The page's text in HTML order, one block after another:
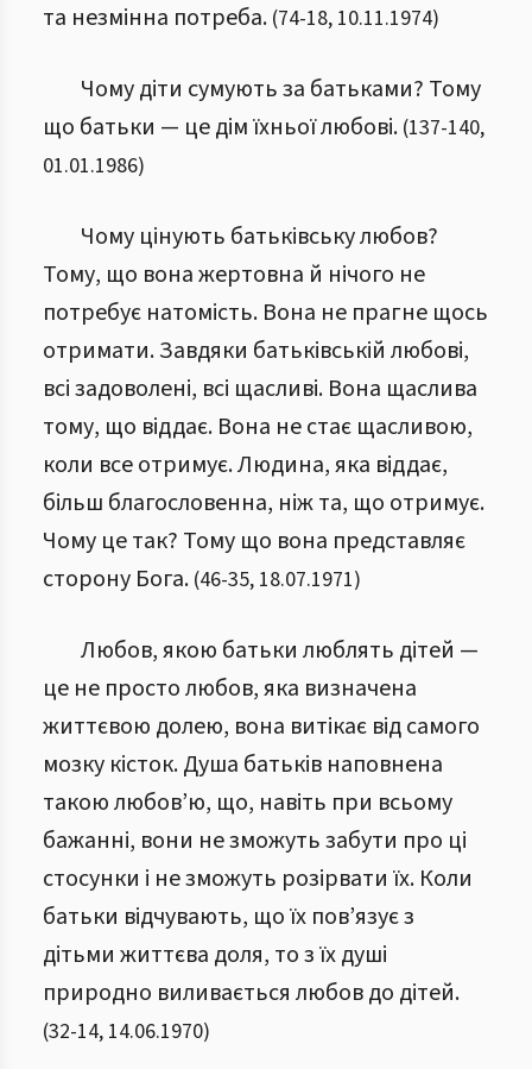
та незмінна потреба. (74-18, 10.11.1974)
Чому діти сумують за батьками? Тому
що батьки — це дім їхньої любові. (137-140,
01.01.1986)
Чому цінують батьківську любов?
Тому, що вона жертовна й нічого не
потребує натомість. Вона не прагне щось
отримати. Завдяки батьківській любові,
всі задоволені, всі щасливі. Вона щаслива
тому, що віддає. Вона не стає щасливою,
коли все отримує. Людина, яка віддає,
більш благословенна, ніж та, що отримує.
Чому це так? Тому що вона представляє
сторону Бога. (46-35, 18.07.1971)
Любов, якою батьки люблять дітей —
це не просто любов, яка визначена
життєвою долею, вона витікає від самого
мозку кісток. Душа батьків наповнена
такою любов’ю, що, навіть при всьому
бажанні, вони не зможуть забути про ці
стосунки і не зможуть розірвати їх. Коли
батьки відчувають, що їх пов’язує з
дітьми життєва доля, то з їх душі
природно виливається любов до дітей.
(32-14, 14.06.1970)